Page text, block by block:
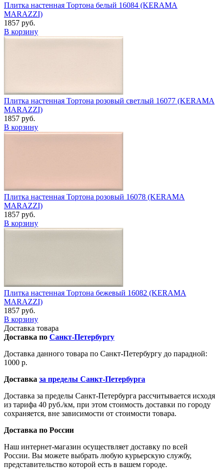
Плитка настенная Тортона белый 16084 (KERAMA
MARAZZI)
1857 руб.
В корзину
Плитка настенная Тортона розовый светлый 16077 (KERAMA
MARAZZI)
1857 руб.
В корзину
Плитка настенная Тортона розовый 16078 (KERAMA
MARAZZI)
1857 руб.
В корзину
Плитка настенная Тортона бежевый 16082 (KERAMA
MARAZZI)
1857 руб.
В корзину
Доставка товара
Доставка по Санкт-Петербургу
Доставка данного товара по Санкт-Петербургу до парадной:
1000 р.
Доставка за пределы Санкт-Петербурга
Доставка за пределы Санкт-Петербурга рассчитывается исходя
из тарифа 40 руб./км, при этом стоимость доставки по городу
сохраняется, вне зависимости от стоимости товара.
Доставка по России
Наш интернет-магазин осуществляет доставку по всей
России. Вы можете выбрать любую курьерскую службу,
представительство которой есть в вашем городе.